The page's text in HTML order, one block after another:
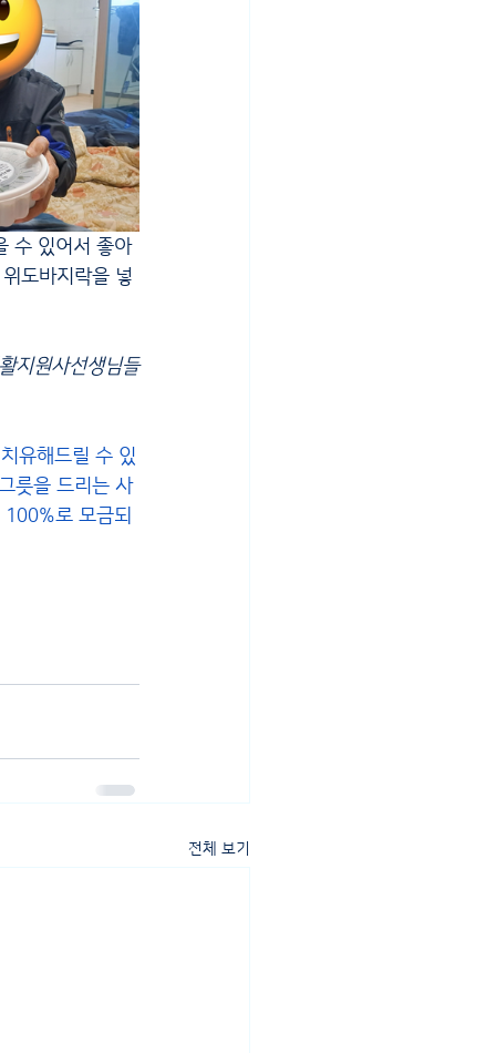
도바지락을 넣
지원사선생님들
유해드릴 수 있
릇을 드리는 사
로 모금되
전체 보기